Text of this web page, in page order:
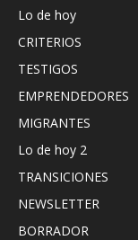
Lo de hoy
CRITERIOS
TESTIGOS
EMPRENDEDORES
MIGRANTES
Lo de hoy 2
TRANSICIONES
NEWSLETTER
BORRADOR